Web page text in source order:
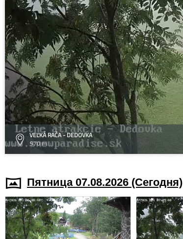
VEĽKÁ RAČA - DEDOVKA
970 m
Пятница 07.08.2026 (Cегодня)